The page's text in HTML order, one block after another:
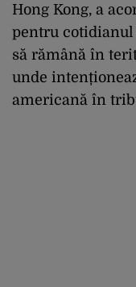
Hong Kong, a
pentru cotidianul
să rămână în
unde
americană în